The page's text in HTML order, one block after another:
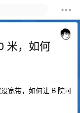
米，如何
宽带，如何让 B 院可